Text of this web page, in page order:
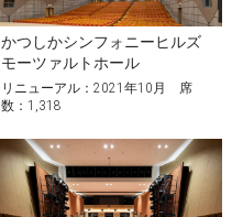
かつしかシンフォニーヒルズ
モーツァルトホール
リニューアル：2021年10月 席
数：1,318